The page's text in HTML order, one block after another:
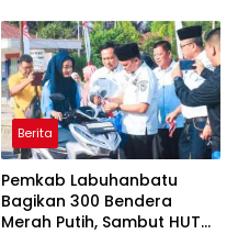
ke Pulau Rupat
Berita
Pemkab Labuhanbatu
Bagikan 300 Bendera
Merah Putih, Sambut HUT